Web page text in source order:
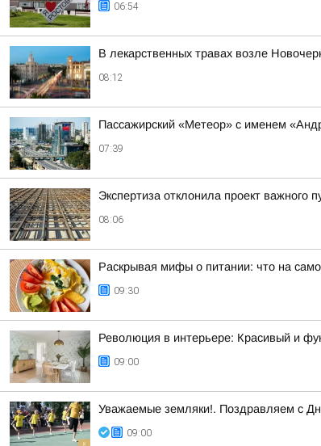
06:54
В лекарственных травах возле
08:12
Пассажирский «Метеор» с именем
07:39
Экспертиза отклонила проект важного
08:06
Раскрывая мифы о питании: что на
09:30
Революция в интерьере: Красивый и
09:00
Уважаемые земляки!. Поздравляем с
09:00